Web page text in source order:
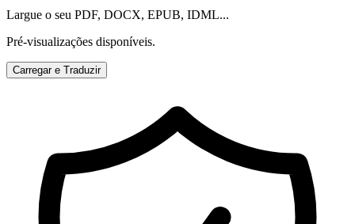
Largue o seu PDF, DOCX, EPUB, IDML...
Pré-visualizações disponíveis.
Carregar e Traduzir